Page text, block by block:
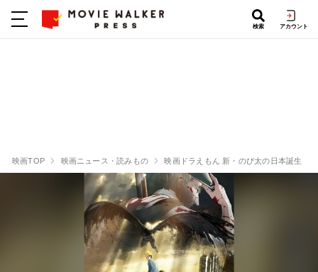
検索 アカウント
映画TOP 映画ニュース・読みもの 映画ドラえもん 新・のび太の日本誕生